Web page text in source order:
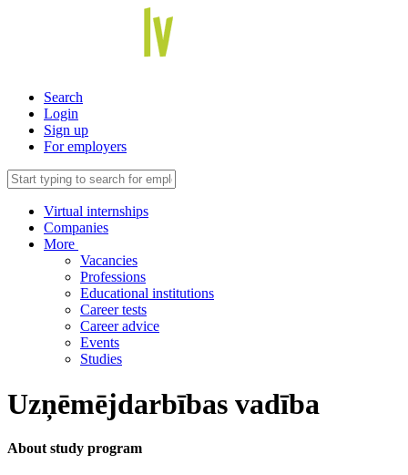
Search
Login
Sign up
For employers
Virtual internships
Companies
More
Vacancies
Professions
Educational institutions
Career tests
Career advice
Events
Studies
Uzņēmējdarbības vadība
About study program